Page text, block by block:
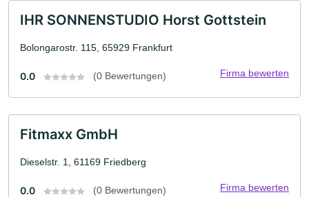
IHR SONNENSTUDIO Horst Gottstein
Bolongarostr. 115, 65929 Frankfurt
0.0 (0 Bewertungen) Firma bewerten
Fitmaxx GmbH
Dieselstr. 1, 61169 Friedberg
0.0 (0 Bewertungen) Firma bewerten